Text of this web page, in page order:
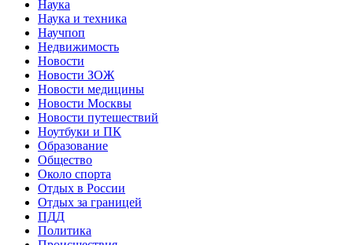
Наука
Наука и техника
Научпоп
Недвижимость
Новости
Новости ЗОЖ
Новости медицины
Новости Москвы
Новости путешествий
Ноутбуки и ПК
Образование
Общество
Около спорта
Отдых в России
Отдых за границей
ПДД
Политика